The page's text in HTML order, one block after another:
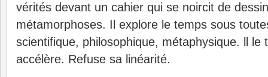
vérités devant un cahier qui se noircit de
métamorphoses. Il explore le temps sous
scientifique, philosophique, métaphysique. ll le
accélère. Refuse sa linéarité.